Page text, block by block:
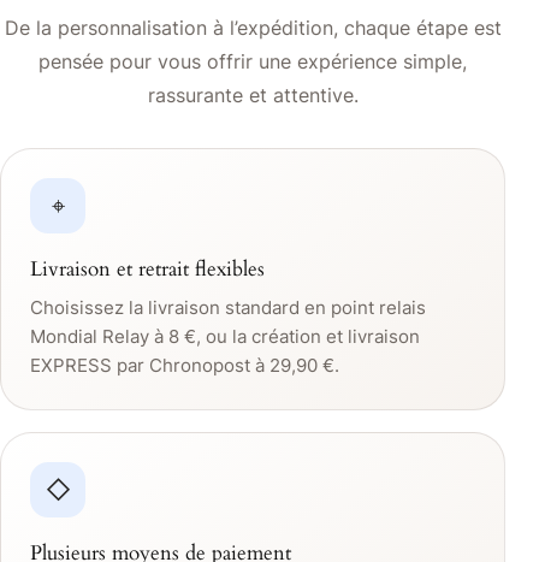
De la personnalisation à l’expédition, chaque étape est
pensée pour vous offrir une expérience simple,
rassurante et attentive.
⌖
Livraison et retrait flexibles
Choisissez la livraison standard en point relais
Mondial Relay à 8 €, ou la création et livraison
EXPRESS par Chronopost à 29,90 €.
◇
Plusieurs moyens de paiement